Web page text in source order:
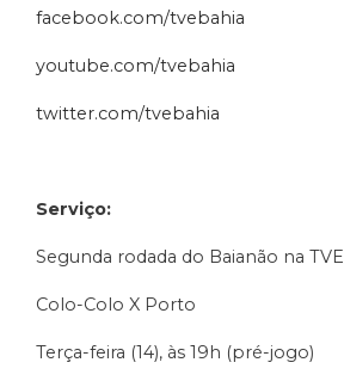
facebook.com/tvebahia
youtube.com/tvebahia
twitter.com/tvebahia
Serviço:
Segunda rodada do Baianão na TVE
Colo-Colo X Porto
Terça-feira (14), às 19h (pré-jogo)